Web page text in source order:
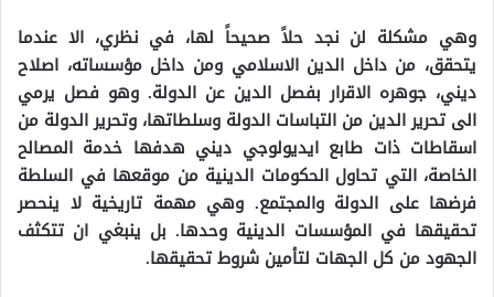
وهي مشكلة لن نجد حلاً صحيحاً لها، في نظري، الا عندما
يتحقق، من داخل الدين الاسلامي ومن داخل مؤسساته، اصلاح
ديني، جوهره الاقرار بفصل الدين عن الدولة. وهو فصل يرمي
الى تحرير الدين من التباسات الدولة وسلطاتها، وتحرير الدولة من
اسقاطات ذات طابع ايديولوجي ديني هدفها خدمة المصالح
الخاصة، التي تحاول الحكومات الدينية من موقعها في السلطة
فرضها على الدولة والمجتمع. وهي مهمة تاريخية لا ينحصر
تحقيقها في المؤسسات الدينية وحدها. بل ينبغي ان تتكثف
الجهود من كل الجهات لتأمين شروط تحقيقها.